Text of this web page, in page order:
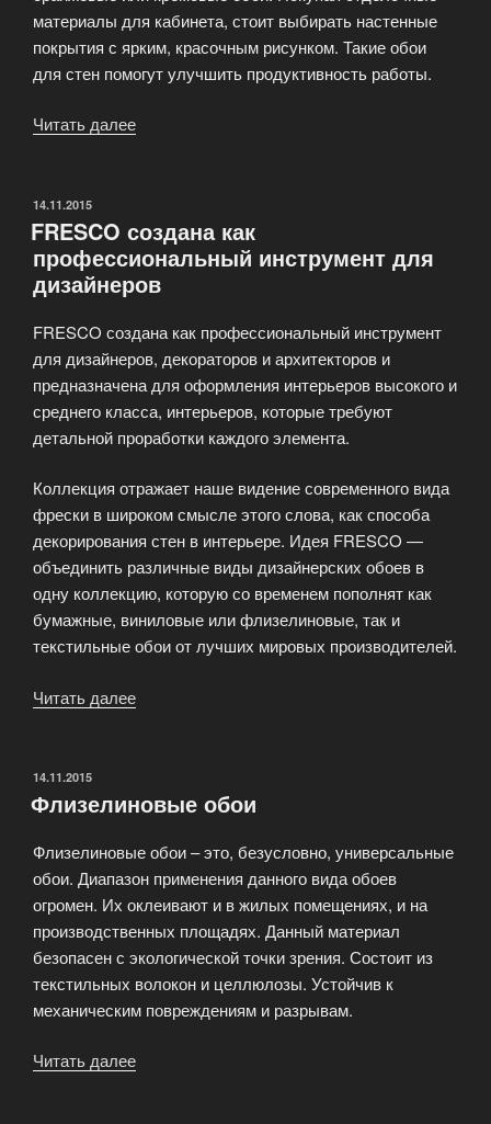
материалы для кабинета, стоит выбирать настенные
покрытия с ярким, красочным рисунком. Такие обои
для стен помогут улучшить продуктивность работы.
Читать далее
время
покупки
обоев?»
ОПУБЛИКОВАНО
14.11.2015
FRESCO создана как
профессиональный инструмент для
дизайнеров
FRESCO создана как профессиональный инструмент
для дизайнеров, декораторов и архитекторов и
предназначена для оформления интерьеров высокого и
среднего класса, интерьеров, которые требуют
детальной проработки каждого элемента.
Коллекция отражает наше видение современного вида
фрески в широком смысле этого слова, как способа
декорирования стен в интерьере. Идея FRESCO —
объединить различные виды дизайнерских обоев в
одну коллекцию, которую со временем пополнят как
бумажные, виниловые или флизелиновые, так и
текстильные обои от лучших мировых производителей.
Читать далее
инструмент
дизайнеров»
ОПУБЛИКОВАНО
14.11.2015
Флизелиновые обои
Флизелиновые обои – это, безусловно, универсальные
обои. Диапазон применения данного вида обоев
огромен. Их оклеивают и в жилых помещениях, и на
производственных площадях. Данный материал
безопасен с экологической точки зрения. Состоит из
текстильных волокон и целлюлозы. Устойчив к
механическим повреждениям и разрывам.
Читать далее